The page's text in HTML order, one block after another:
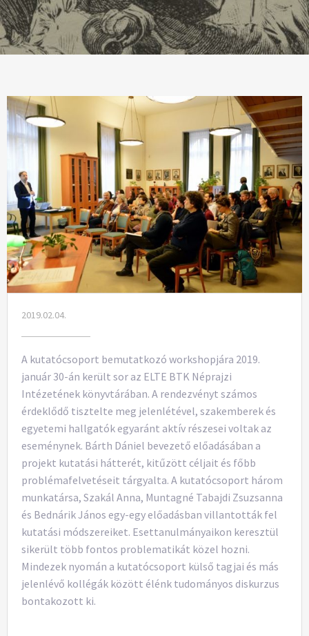
2019.02.04.
A kutatócsoport bemutatkozó workshopjára 2019.
január 30-án került sor az ELTE BTK Néprajzi
Intézetének könyvtárában. A rendezvényt számos
érdeklődő tisztelte meg jelenlétével, szakemberek és
egyetemi hallgatók egyaránt aktív részesei voltak az
eseménynek. Bárth Dániel bevezető előadásában a
projekt kutatási hátterét, kitűzött céljait és főbb
problémafelvetéseit tárgyalta. A kutatócsoport három
munkatársa, Szakál Anna, Muntagné Tabajdi Zsuzsanna
és Bednárik János egy-egy előadásban villantották fel
kutatási módszereiket. Esettanulmányaikon keresztül
sikerült több fontos problematikát közel hozni.
Mindezek nyomán a kutatócsoport külső tagjai és más
jelenlévő kollégák között élénk tudományos diskurzus
bontakozott ki.